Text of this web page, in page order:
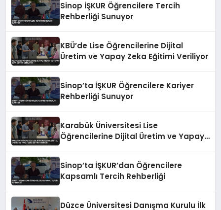
Sinop İŞKUR Öğrencilere Tercih
Rehberliği Sunuyor
KBÜ’de Lise Öğrencilerine Dijital
Üretim ve Yapay Zeka Eğitimi Veriliyor
Sinop’ta İŞKUR Öğrencilere Kariyer
Rehberliği Sunuyor
Karabük Üniversitesi Lise
Öğrencilerine Dijital Üretim ve Yapay
Sinop’ta İŞKUR’dan Öğrencilere
Kapsamlı Tercih Rehberliği
Düzce Üniversitesi Danışma Kurulu İlk